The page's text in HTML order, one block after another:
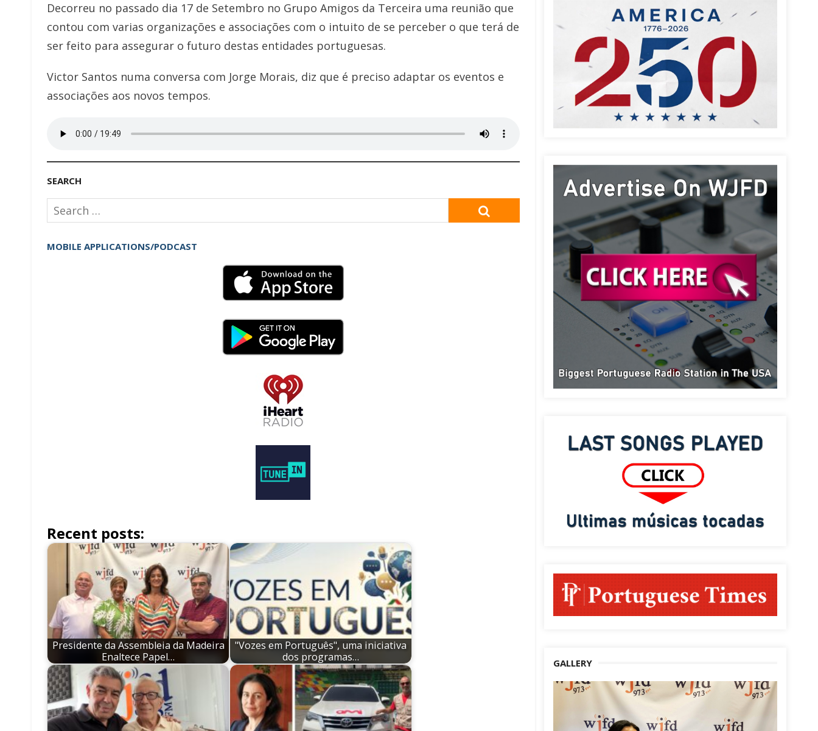
Decorreu no passado dia 17 de Setembro no Grupo Amigos da Terceira uma reunião que
contou com varias organizações e associações com o intuito de se perceber o que terá de
ser feito para assegurar o futuro destas entidades portuguesas.
Victor Santos numa conversa com Jorge Morais, diz que é preciso adaptar os eventos e
associações aos novos tempos.
SEARCH
Search
for:
MOBILE APPLICATIONS/PODCAST
Recent posts:
Presidente da Assembleia da Madeira
Enaltece Papel…
"Vozes em Português", uma iniciativa
dos programas…
GALLERY